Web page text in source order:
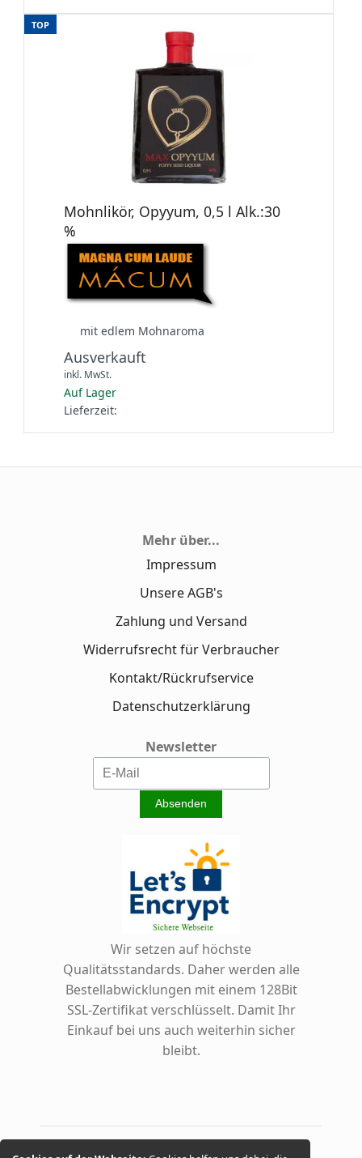
TOP
Mohnlikör, Opyyum, 0,5 l Alk.:30
%
mit edlem Mohnaroma
Ausverkauft
inkl. MwSt.
Auf Lager
Lieferzeit:
Mehr über...
Impressum
Unsere AGB's
Zahlung und Versand
Widerrufsrecht für Verbraucher
Kontakt/Rückrufservice
Datenschutzerklärung
Newsletter
Wir setzen auf höchste
Qualitätsstandards. Daher werden alle
Bestellabwicklungen mit einem 128Bit
SSL-Zertifikat verschlüsselt. Damit Ihr
Einkauf bei uns auch weiterhin sicher
bleibt.